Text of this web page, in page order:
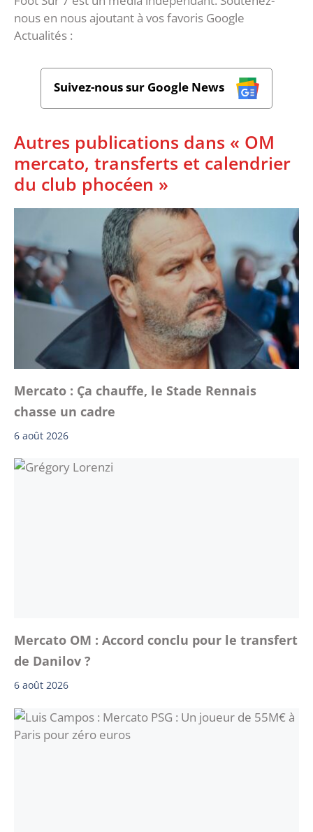
nous en nous ajoutant à vos favoris Google
Actualités :
Suivez-nous sur Google News
Autres publications dans « OM
mercato, transferts et calendrier
du club phocéen »
Mercato : Ça chauffe, le Stade Rennais
chasse un cadre
6 août 2026
Mercato OM : Accord conclu pour le transfert
de Danilov ?
6 août 2026